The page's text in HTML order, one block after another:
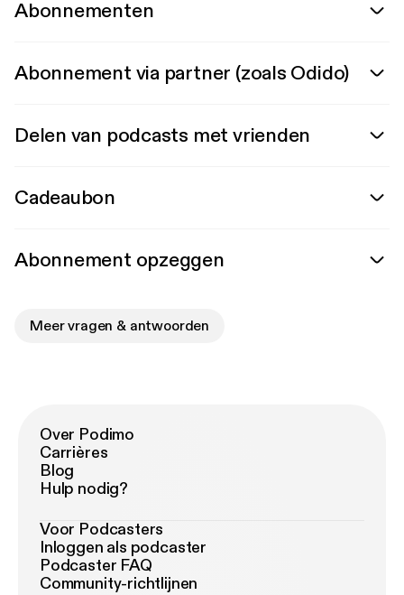
Abonnementen
Abonnement via partner (zoals Odido)
Delen van podcasts met vrienden
Cadeaubon
Abonnement opzeggen
Meer vragen & antwoorden
Over Podimo
Carrières
Blog
Hulp nodig?
Voor Podcasters
Inloggen als podcaster
Podcaster FAQ
Community-richtlijnen